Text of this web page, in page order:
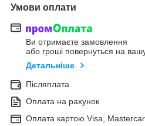
Умови оплати
Ви отримаєте замовлення
або гроші повернуться на
Детальніше
Післяплата
Оплата на рахунок
Оплата картою Visa,